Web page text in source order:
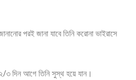
পরই জানা যাবে তিনি করোনা ভাইরাসে
২/৩ দিন আগে তিনি সুস্থ হয়ে যান।